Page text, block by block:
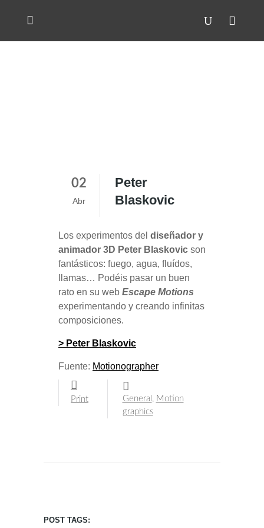
02
Abr
Peter
Blaskovic
Los experimentos del diseñador y
animador 3D Peter Blaskovic son
fantásticos: fuego, agua, fluídos,
llamas… Podéis pasar un buen
rato en su web Escape Motions
experimentando y creando infinitas
composiciones.
> Peter Blaskovic
Fuente: Motionographer
Print General , Motion
graphics
POST TAGS: